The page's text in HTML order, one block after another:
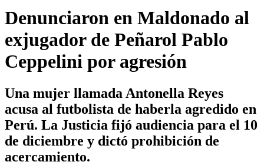
Denunciaron en Maldonado al
exjugador de Peñarol Pablo
Ceppelini por agresión
Una mujer llamada Antonella Reyes
acusa al futbolista de haberla agredido en
Perú. La Justicia fijó audiencia para el 10
de diciembre y dictó prohibición de
acercamiento.